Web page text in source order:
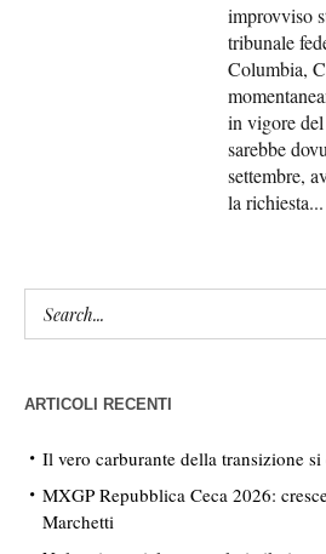
improvviso
tribunale
Columbia,
in vigore
sarebbe
settembre,
la richiesta...
ARTICOLI RECENTI
Il vero carburante della transizione
MXGP Repubblica Ceca 2026:
Marchetti